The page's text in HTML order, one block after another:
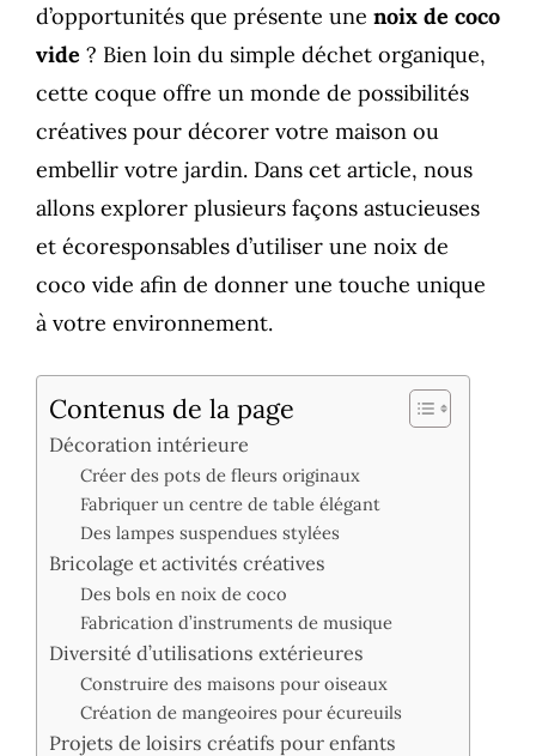
d’opportunités que présente une noix de coco
vide ? Bien loin du simple déchet organique,
cette coque offre un monde de possibilités
créatives pour décorer votre maison ou
embellir votre jardin. Dans cet article, nous
allons explorer plusieurs façons astucieuses
et écoresponsables d’utiliser une noix de
coco vide afin de donner une touche unique
à votre environnement.
Contenus de la page
Décoration intérieure
Créer des pots de fleurs originaux
Fabriquer un centre de table élégant
Des lampes suspendues stylées
Bricolage et activités créatives
Des bols en noix de coco
Fabrication d’instruments de musique
Diversité d’utilisations extérieures
Construire des maisons pour oiseaux
Création de mangeoires pour écureuils
Projets de loisirs créatifs pour enfants